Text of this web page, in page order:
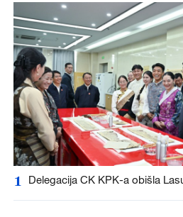
1 Delegacija CK KPK-a obišla